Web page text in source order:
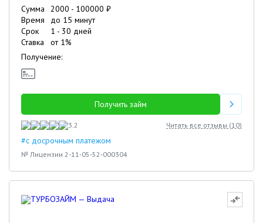
Сумма 2000 - 100000 ₽
Время
до 15 минут
Срок
1 - 30 дней
Ставка
от 1%
Получение:
Получить займ
3.2 Читать все отзывы (10)
#с досрочным платежом
№ Лицензии 2-11-05-52-000304